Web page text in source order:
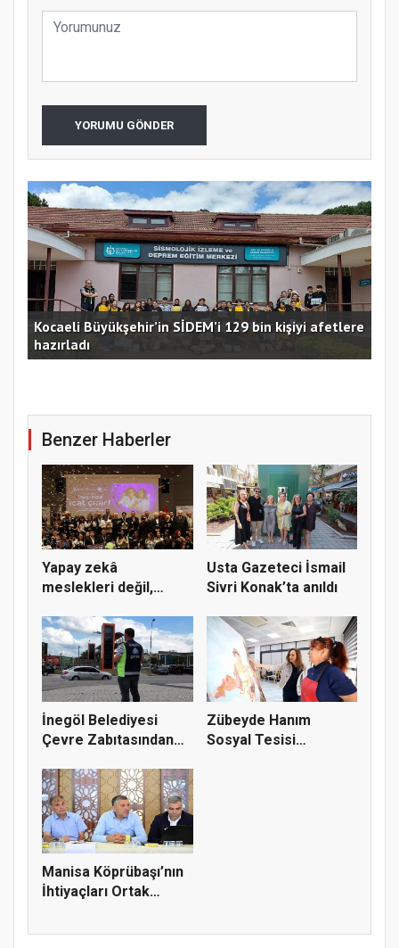
YORUMU GÖNDER
Kocaeli Büyükşehir’in SİDEM’i 129 bin kişiyi afetlere
hazırladı
Benzer Haberler
Yapay zekâ
meslekleri değil,
Usta Gazeteci İsmail
Sivri Konak’ta anıldı
İnegöl Belediyesi
Çevre Zabıtasından
Zübeyde Hanım
Sosyal Tesisi
Manisa Köprübaşı’nın
İhtiyaçları Ortak